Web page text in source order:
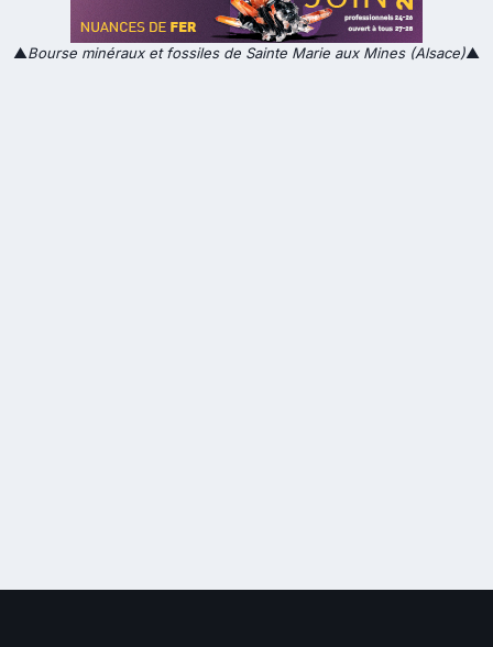
▲Bourse minéraux et fossiles de Sainte Marie aux Mines (Alsace)▲